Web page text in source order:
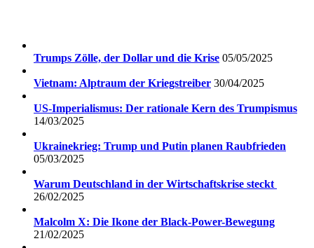
Trumps Zölle, der Dollar und die Krise 05/05/2025
Vietnam: Alptraum der Kriegstreiber 30/04/2025
US-Imperialismus: Der rationale Kern des Trumpismus
14/03/2025
Ukrainekrieg: Trump und Putin planen Raubfrieden
05/03/2025
Warum Deutschland in der Wirtschaftskrise steckt
26/02/2025
Malcolm X: Die Ikone der Black-Power-Bewegung
21/02/2025